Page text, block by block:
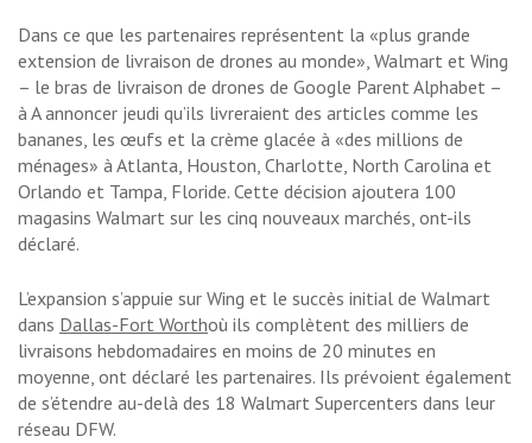
Dans ce que les partenaires représentent la «plus grande
extension de livraison de drones au monde», Walmart et Wing
– le bras de livraison de drones de Google Parent Alphabet –
à A annoncer jeudi qu’ils livreraient des articles comme les
bananes, les œufs et la crème glacée à «des millions de
ménages» à Atlanta, Houston, Charlotte, North Carolina et
Orlando et Tampa, Floride. Cette décision ajoutera 100
magasins Walmart sur les cinq nouveaux marchés, ont-ils
déclaré.
L’expansion s’appuie sur Wing et le succès initial de Walmart
dans Dallas-Fort Worthoù ils complètent des milliers de
livraisons hebdomadaires en moins de 20 minutes en
moyenne, ont déclaré les partenaires. Ils prévoient également
de s’étendre au-delà des 18 Walmart Supercenters dans leur
réseau DFW.